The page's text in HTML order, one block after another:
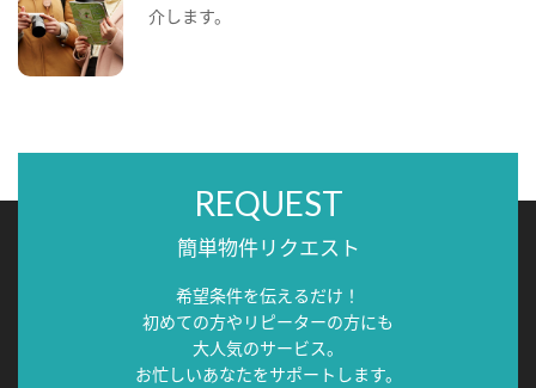
介します。
REQUEST
簡単物件リクエスト
希望条件を伝えるだけ！
初めての方やリピーターの方にも
大人気のサービス。
お忙しいあなたをサポートします。